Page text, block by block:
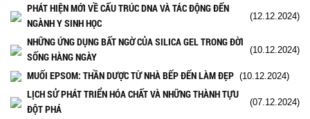
PHÁT HIỆN MỚI VỀ CẤU TRÚC DNA VÀ TÁC ĐỘNG ĐẾN
NGÀNH Y SINH HỌC
(12.12.2024)
NHỮNG ỨNG DỤNG BẤT NGỜ CỦA SILICA GEL TRONG ĐỜI
SỐNG HÀNG NGÀY
(10.12.2024)
MUỐI EPSOM: THẦN DƯỢC TỪ NHÀ BẾP ĐẾN LÀM ĐẸP (10.12.2024)
LỊCH SỬ PHÁT TRIỂN HÓA CHẤT VÀ NHỮNG THÀNH TỰU
ĐỘT PHÁ
(07.12.2024)